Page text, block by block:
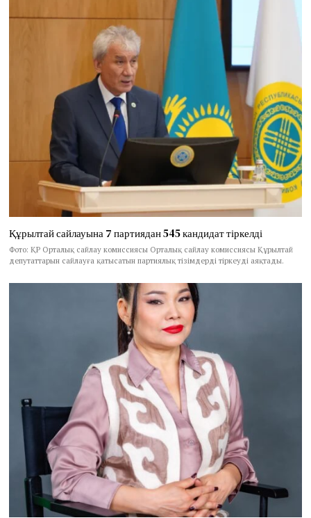
Құрылтай сайлауына 7 партиядан 545 кандидат тіркелді
Фото: ҚР Орталық сайлау комиссиясы Орталық сайлау комиссиясы Құрылтай
депутаттарын сайлауға қатысатын партиялық тізімдерді тіркеуді аяқтады.